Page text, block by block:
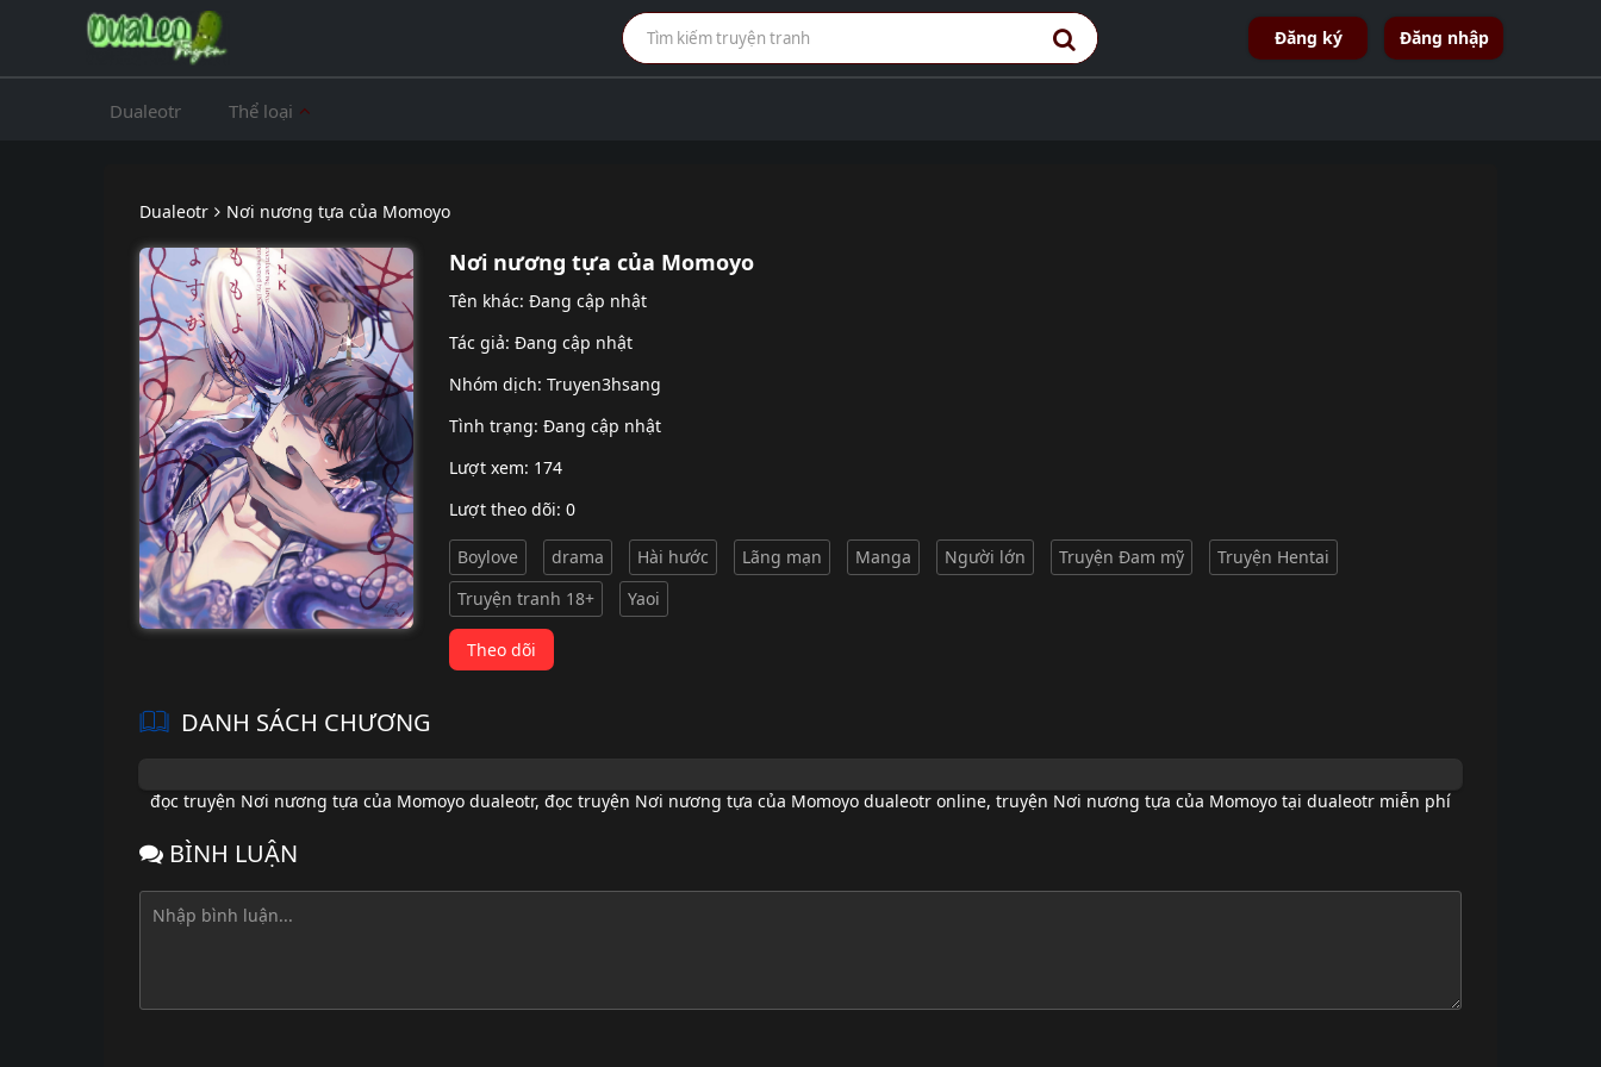
Đăng ký Đăng nhập
Dualeotr Thể loại
Dualeotr Nơi nương tựa của Momoyo
Nơi nương tựa của Momoyo
Tên khác: Đang cập nhật
Tác giả: Đang cập nhật
Nhóm dịch: Truyen3hsang
Tình trạng: Đang cập nhật
Lượt xem: 174
Lượt theo dõi: 0
Boylove drama Hài hước Lãng mạn Manga Người lớn Truyện Đam mỹ
Truyện Hentai
Truyện tranh 18+
Yaoi
Theo dõi
DANH SÁCH CHƯƠNG
đọc truyện Nơi nương tựa của Momoyo dualeotr, đọc truyện Nơi nương tựa của Momoyo dualeotr online, truyện Nơi nương tựa của Momoyo tại dualeotr miễn phí
BÌNH LUẬN